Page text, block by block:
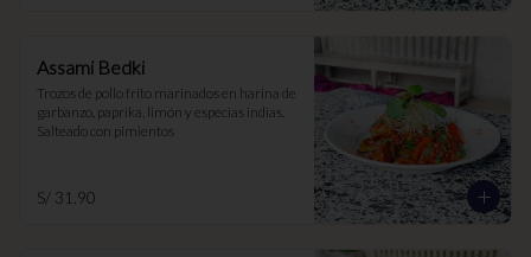
Assami Bedki
Trozos de pollo frito marinados en harina de
garbanzo, paprika, limón y especias indias.
Salteado con pimientos
S/ 31.90